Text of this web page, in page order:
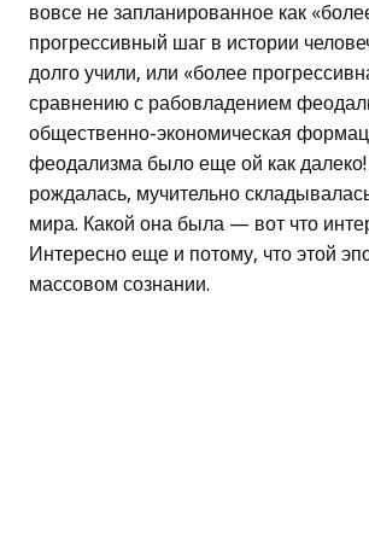
вовсе не запланированное как
прогрессивный шаг в истории
долго учили, или «более
сравнению с рабовладением
общественно-экономическая
феодализма было еще ой как
рождалась, мучительно
мира. Какой она была — вот что
Интересно еще и потому, что этой
массовом сознании.